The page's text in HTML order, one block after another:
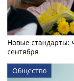
Новые стандарты:
сентября
Общество